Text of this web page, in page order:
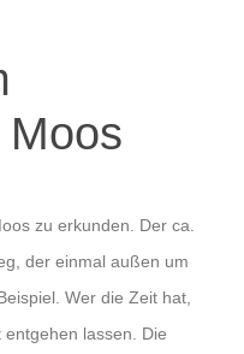
zu erkunden. Der ca.
der einmal außen um
Wer die Zeit hat,
lassen. Die